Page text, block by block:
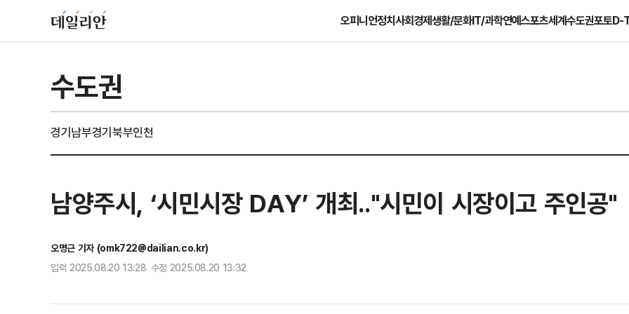
오피니언정치사회경제생활/문화IT/과학연예스포츠세계수도권포토D-
수도권
경기남부경기북부인천
남양주시, ‘시민시장 DAY’ 개최.."시민이 시장이고 주인공"
오명근 기자 (omk722@dailian.co.kr)
입력 2025.08.20 13:28 수정 2025.08.20 13:32